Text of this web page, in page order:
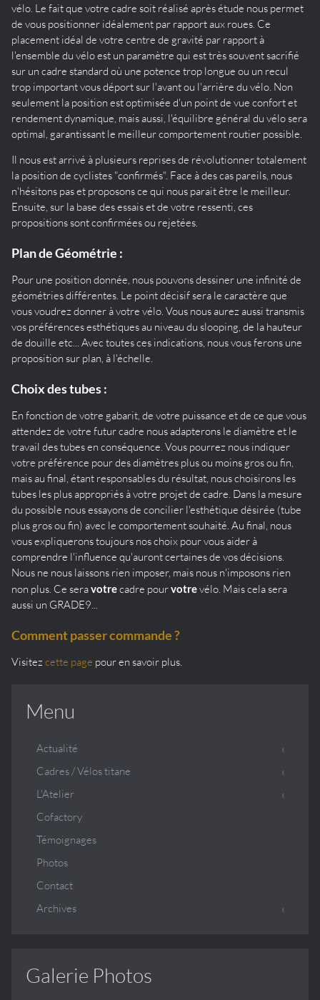
vélo. Le fait que votre cadre soit réalisé après étude nous permet
de vous positionner idéalement par rapport aux roues. Ce
placement idéal de votre centre de gravité par rapport à
l'ensemble du vélo est un paramètre qui est très souvent sacrifié
sur un cadre standard où une potence trop longue ou un recul
trop important vous déport sur l'avant ou l'arrière du vélo. Non
seulement la position est optimisée d'un point de vue confort et
rendement dynamique, mais aussi, l'équilibre général du vélo sera
optimal, garantissant le meilleur comportement routier possible.
Il nous est arrivé à plusieurs reprises de révolutionner totalement
la position de cyclistes "confirmés". Face à des cas pareils, nous
n'hésitons pas et proposons ce qui nous parait être le meilleur.
Ensuite, sur la base des essais et de votre ressenti, ces
propositions sont confirmées ou rejetées.
Plan de Géométrie :
Pour une position donnée, nous pouvons dessiner une infinité de
géométries différentes. Le point décisif sera le caractère que
vous voudrez donner à votre vélo. Vous nous aurez aussi transmis
vos préférences esthétiques au niveau du slooping, de la hauteur
de douille etc... Avec toutes ces indications, nous vous ferons une
proposition sur plan, à l'échelle.
Choix des tubes :
En fonction de votre gabarit, de votre puissance et de ce que vous
attendez de votre futur cadre nous adapterons le diamètre et le
travail des tubes en conséquence. Vous pourrez nous indiquer
votre préférence pour des diamètres plus ou moins gros ou fin,
mais au final, étant responsables du résultat, nous choisirons les
tubes les plus appropriés à votre projet de cadre. Dans la mesure
du possible nous essayons de concilier l'esthétique désirée (tube
plus gros ou fin) avec le comportement souhaité. Au final, nous
vous expliquerons toujours nos choix pour vous aider à
comprendre l'influence qu'auront certaines de vos décisions.
Nous ne nous laissons rien imposer, mais nous n'imposons rien
non plus. Ce seravotrecadre pourvotrevélo. Mais cela sera
aussi un GRADE9...
Comment passer commande ?
Visitez cette page pour en savoir plus.
Menu
Actualité
Cadres / Vélos titane
L'Atelier
Cofactory
Témoignages
Photos
Contact
Archives
Galerie Photos